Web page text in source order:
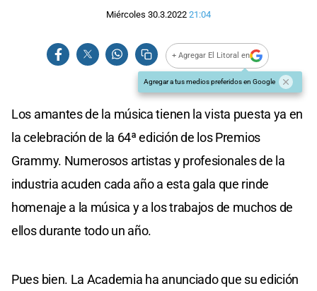
Miércoles 30.3.2022 21:04
+ Agregar El Litoral en
Agregar a tus medios preferidos en Google
Los amantes de la música tienen la vista puesta ya en
la celebración de la 64ª edición de los Premios
Grammy. Numerosos artistas y profesionales de la
industria acuden cada año a esta gala que rinde
homenaje a la música y a los trabajos de muchos de
ellos durante todo un año.
Pues bien. La Academia ha anunciado que su edición